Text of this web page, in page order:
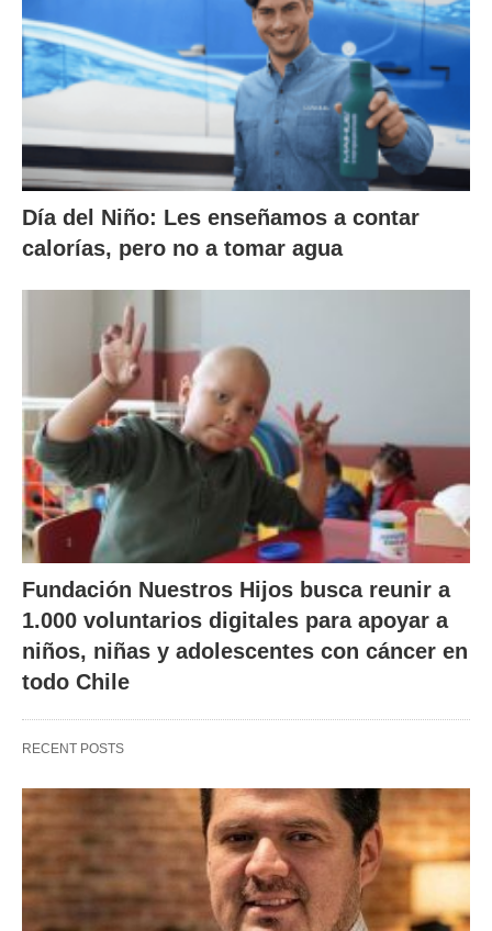
Día del Niño: Les enseñamos a contar
calorías, pero no a tomar agua
Fundación Nuestros Hijos busca reunir a
1.000 voluntarios digitales para apoyar a
niños, niñas y adolescentes con cáncer en
todo Chile
RECENT POSTS